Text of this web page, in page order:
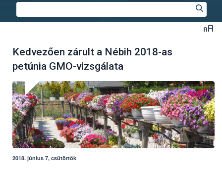
Kedvezően zárult a Nébih 2018-as
petúnia GMO-vizsgálata
2018. június 7, csütörtök